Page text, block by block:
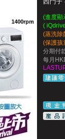
1400rpm
(進度顯
(
(蒸洗除
(保護孩
分期付
每月